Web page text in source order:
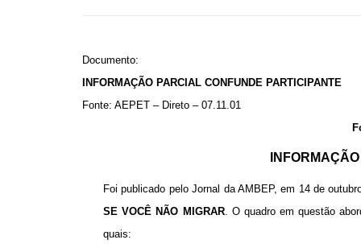
Documento:
INFORMAÇÃO PARCIAL CONFUNDE PARTICIPANTE
Fonte: AEPET – Direto – 07.11.01
Foi publicado pelo Jornal da AMBEP, em 14 de
SE VOCÊ NÃO MIGRAR. O quadro em questão
quais: